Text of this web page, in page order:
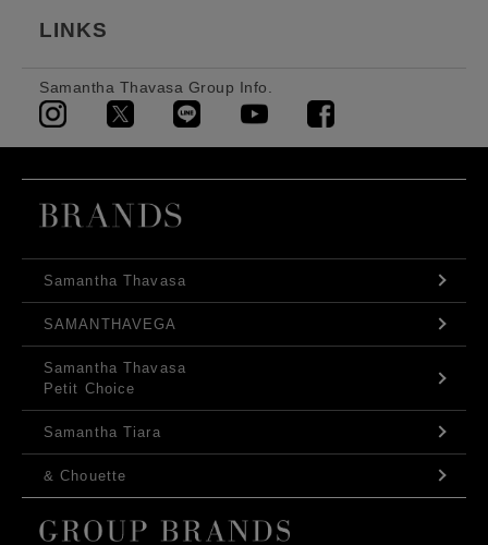
LINKS
Samantha Thavasa Group Info.
Samantha Thavasa
SAMANTHAVEGA
Samantha Thavasa
Petit Choice
Samantha Tiara
& Chouette